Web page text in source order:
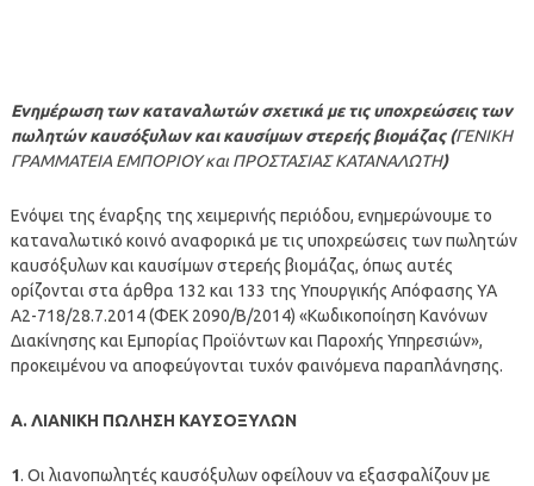
Ενημέρωση των καταναλωτών σχετικά με τις υποχρεώσεις των
πωλητών καυσόξυλων και καυσίμων στερεής βιομάζας (ΓΕΝΙΚΗ
ΓΡΑΜΜΑΤΕΙΑ ΕΜΠΟΡΙΟΥ και ΠΡΟΣΤΑΣΙΑΣ ΚΑΤΑΝΑΛΩΤΗ)
Ενόψει της έναρξης της χειμερινής περιόδου, ενημερώνουμε το
καταναλωτικό κοινό αναφορικά με τις υποχρεώσεις των πωλητών
καυσόξυλων και καυσίμων στερεής βιομάζας, όπως αυτές
ορίζονται στα άρθρα 132 και 133 της Υπουργικής Απόφασης ΥΑ
Α2-718/28.7.2014 (ΦΕΚ 2090/Β/2014) «Κωδικοποίηση Κανόνων
Διακίνησης και Εμπορίας Προϊόντων και Παροχής Υπηρεσιών»,
προκειμένου να αποφεύγονται τυχόν φαινόμενα παραπλάνησης.
Α. ΛΙΑΝΙΚΗ ΠΩΛΗΣΗ ΚΑΥΣΟΞΥΛΩΝ
1. Οι λιανοπωλητές καυσόξυλων οφείλουν να εξασφαλίζουν με